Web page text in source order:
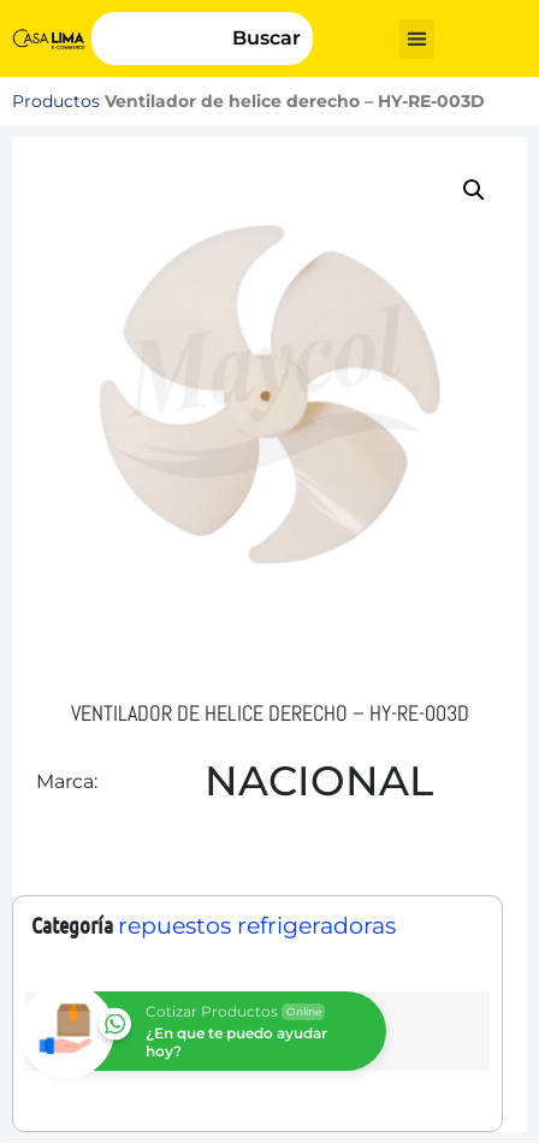
Buscar
Productos Ventilador de helice derecho – HY-RE-003D
VENTILADOR DE HELICE DERECHO – HY-RE-003D
Marca: NACIONAL
Categoría repuestos refrigeradoras
Cotizar Productos Online
¿En que te puedo ayudar
hoy?